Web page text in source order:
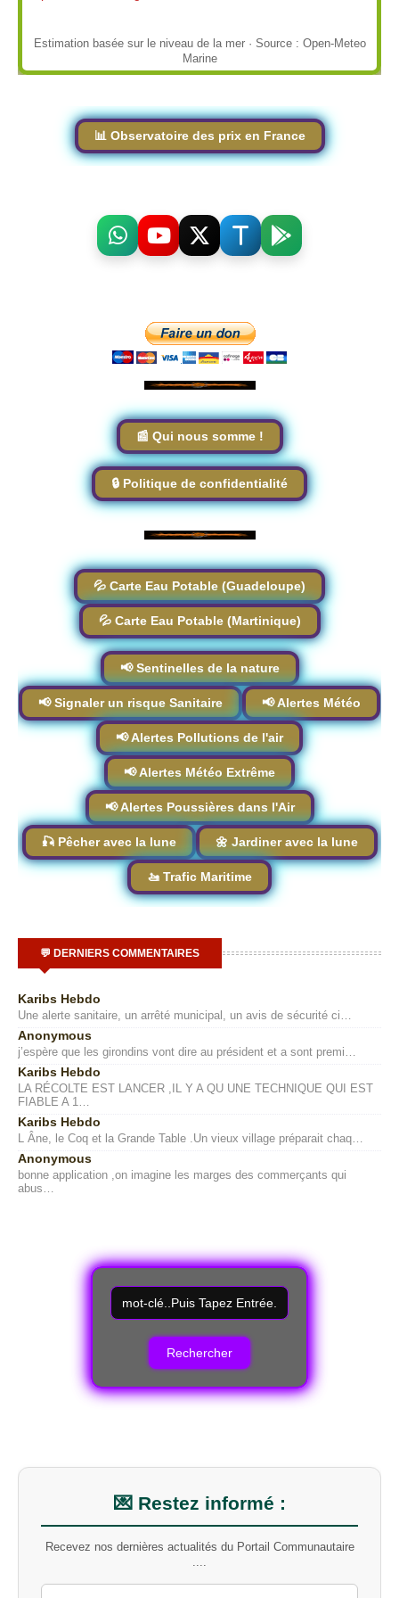
Estimation basée sur le niveau de la mer · Source : Open-Meteo
Marine
📊 Observatoire des prix en France
📰 Qui nous somme !
🔒 Politique de confidentialité
💦 Carte Eau Potable (Guadeloupe)
💦 Carte Eau Potable (Martinique)
📢 Sentinelles de la nature
📢 Signaler un risque Sanitaire 📢 Alertes Météo
📢 Alertes Pollutions de l'air
📢 Alertes Météo Extrême
📢 Alertes Poussières dans l'Air
🎣 Pêcher avec la lune 🌼 Jardiner avec la lune
🚤 Trafic Maritime
💬 DERNIERS COMMENTAIRES
Karibs Hebdo
Une alerte sanitaire, un arrêté municipal, un avis de sécurité ci…
Anonymous
j’espère que les girondins vont dire au président et a sont premi…
Karibs Hebdo
LA RÉCOLTE EST LANCER ,IL Y A QU UNE TECHNIQUE QUI EST
FIABLE A 1…
Karibs Hebdo
L Âne, le Coq et la Grande Table .Un vieux village préparait chaq…
Anonymous
bonne application ,on imagine les marges des commerçants qui
abus…
R
e
c
m
o
t
-
l
💌 Restez informé :
Recevez nos dernières actualités du Portail Communautaire
....